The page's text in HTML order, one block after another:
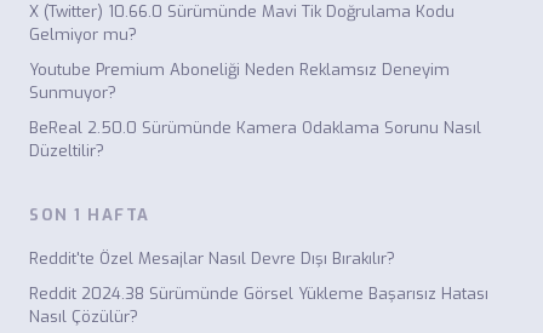
X (Twitter) 10.66.0 Sürümünde Mavi Tik Doğrulama Kodu
Gelmiyor mu?
Youtube Premium Aboneliği Neden Reklamsız Deneyim
Sunmuyor?
BeReal 2.50.0 Sürümünde Kamera Odaklama Sorunu Nasıl
Düzeltilir?
SON 1 HAFTA
Reddit'te Özel Mesajlar Nasıl Devre Dışı Bırakılır?
Reddit 2024.38 Sürümünde Görsel Yükleme Başarısız Hatası
Nasıl Çözülür?